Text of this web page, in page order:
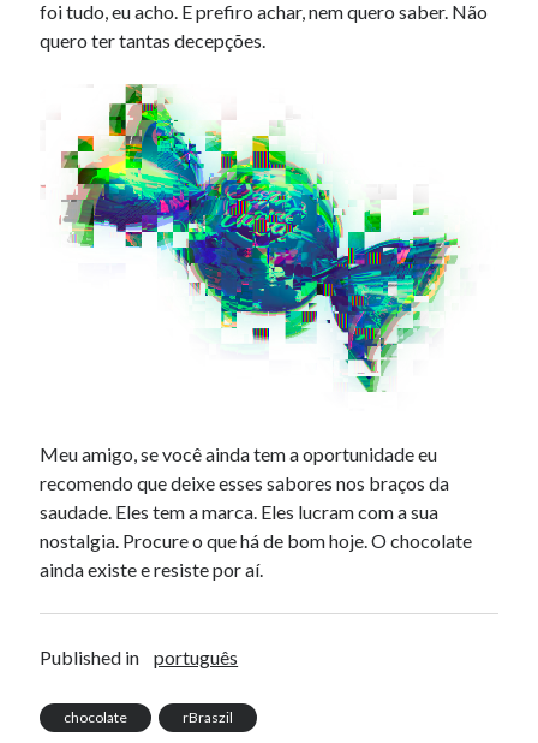
foi tudo, eu acho. E prefiro achar, nem quero saber. Não
quero ter tantas decepções.
Meu amigo, se você ainda tem a oportunidade eu
recomendo que deixe esses sabores nos braços da
saudade. Eles tem a marca. Eles lucram com a sua
nostalgia. Procure o que há de bom hoje. O chocolate
ainda existe e resiste por aí.
Published in português
chocolate rBraszil